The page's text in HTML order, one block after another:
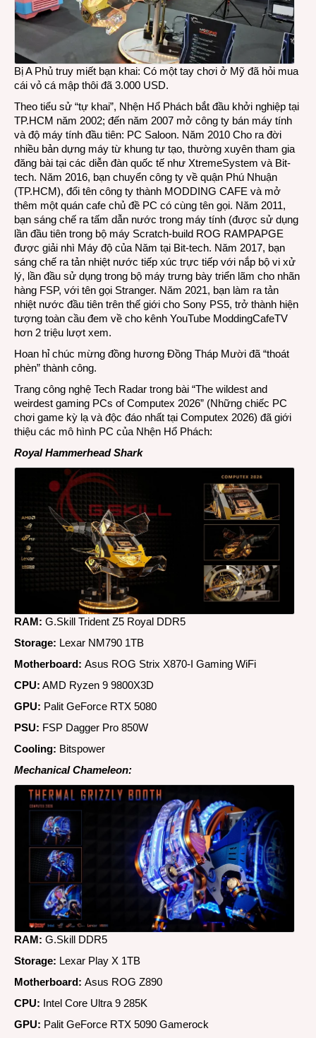
Bị A Phủ truy miết bạn khai: Có một tay chơi ở Mỹ đã hỏi mua
cái vỏ cá mập thôi đã 3.000 USD.
Theo tiểu sử “tự khai”, Nhện Hổ Phách bắt đầu khởi nghiệp tại
TP.HCM năm 2002; đến năm 2007 mở công ty bán máy tính
và độ máy tính đầu tiên: PC Saloon. Năm 2010 Cho ra đời
nhiều bản dựng máy từ khung tự tạo, thường xuyên tham gia
đăng bài tại các diễn đàn quốc tế như XtremeSystem và Bit-
tech. Năm 2016, bạn chuyển công ty về quận Phú Nhuận
(TP.HCM), đổi tên công ty thành MODDING CAFE và mở
thêm một quán cafe chủ đề PC có cùng tên gọi. Năm 2011,
bạn sáng chế ra tấm dẫn nước trong máy tính (được sử dụng
lần đầu tiên trong bộ máy Scratch-build ROG RAMPAPGE
được giải nhì Máy độ của Năm tại Bit-tech. Năm 2017, bạn
sáng chế ra tản nhiệt nước tiếp xúc trực tiếp với nắp bộ vi xử
lý, lần đầu sử dụng trong bộ máy trưng bày triển lãm cho nhãn
hàng FSP, với tên gọi Stranger. Năm 2021, bạn làm ra tản
nhiệt nước đầu tiên trên thế giới cho Sony PS5, trở thành hiện
tượng toàn cầu đem về cho kênh YouTube ModdingCafeTV
hơn 2 triệu lượt xem.
Hoan hỉ chúc mừng đồng hương Đồng Tháp Mười đã “thoát
phèn” thành công.
Trang công nghệ Tech Radar trong bài “The wildest and
weirdest gaming PCs of Computex 2026” (Những chiếc PC
chơi game kỳ lạ và độc đáo nhất tại Computex 2026) đã giới
thiệu các mô hình PC của Nhện Hổ Phách:
Royal Hammerhead Shark
RAM: G.Skill Trident Z5 Royal DDR5
Storage: Lexar NM790 1TB
Motherboard: Asus ROG Strix X870-I Gaming WiFi
CPU: AMD Ryzen 9 9800X3D
GPU: Palit GeForce RTX 5080
PSU: FSP Dagger Pro 850W
Cooling: Bitspower
Mechanical Chameleon:
RAM: G.Skill DDR5
Storage: Lexar Play X 1TB
Motherboard: Asus ROG Z890
CPU: Intel Core Ultra 9 285K
GPU: Palit GeForce RTX 5090 Gamerock